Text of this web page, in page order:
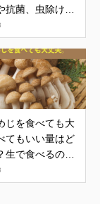
抗菌、虫除け効
じを食べても大
てもいい量はど
生で食べるのは
を解説